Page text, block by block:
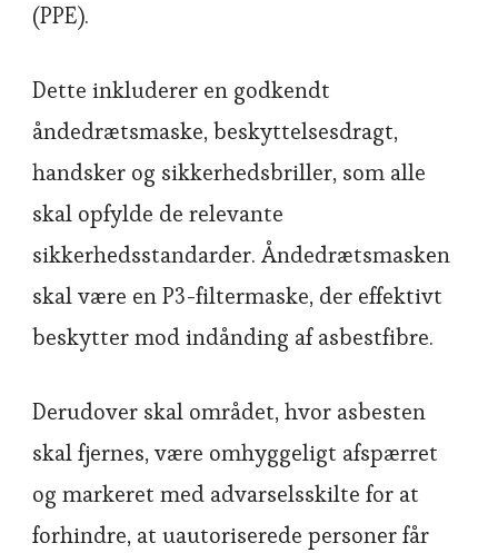
(PPE).
Dette inkluderer en godkendt
åndedrætsmaske, beskyttelsesdragt,
handsker og sikkerhedsbriller, som alle
skal opfylde de relevante
sikkerhedsstandarder. Åndedrætsmasken
skal være en P3-filtermaske, der effektivt
beskytter mod indånding af asbestfibre.
Derudover skal området, hvor asbesten
skal fjernes, være omhyggeligt afspærret
og markeret med advarselsskilte for at
forhindre, at uautoriserede personer får